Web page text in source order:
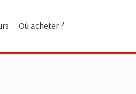
Où acheter ?